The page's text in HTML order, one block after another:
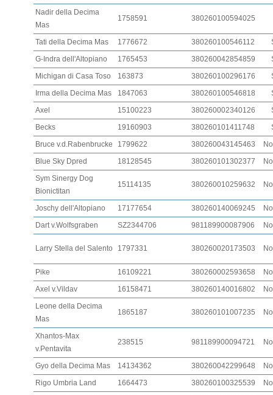
Nadir della Decima
Mas
1758591 380260100594025
Tati della Decima Mas 1776672 380260100546112
G-Indra dell'Altopiano
1765453 380260042854859
Michigan di Casa Toso
163873 380260100296176
Irma della Decima Mas
1847063 380260100546818
Axel
15100223 380260002340126
Becks
19160903 380260101411748
Bruce v.d.Rabenbrucke
1799622 380260043145463
Blue Sky Dpred
18128545 380260101302377
Sym Sinergy Dog
Bionictitan
15114135 380260010259632
Joschy dell'Altopiano 17177654 380260140069245
Dart v.Wolfsgraben
SZ2344706 981189900087906
Larry Stella del Salento 1797331 380260020173503
Pike 16109221 380260002593658
Axel v.Vildav
16158471 380260140016802
Leone della Decima
Mas
1865187 380260101007235
Xhantos-Max
v.Pentavita
238515 981189900094721
Gyo della Decima Mas 14134362 380260042299648
Rigo Umbria Land
1664473 380260100325539